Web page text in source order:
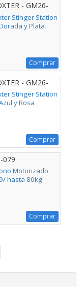
- GM26-
Stinger Station
y Plata
Comprar
- GM26-
Stinger Station
y Rosa
Comprar
079
Motorizado
hasta 80kg
Comprar